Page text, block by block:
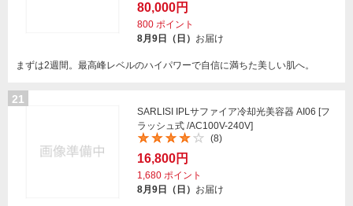
80,000円
800 ポイント
8月9日（日） お届け
まずは2週間。最高峰レベルのハイパワーで自信に満ちた美しい肌へ。
21
SARLISI IPLサファイア冷却光美容器 AI06 [フ
ラッシュ式 /AC100V-240V]
(8)
16,800円
1,680 ポイント
8月9日（日） お届け